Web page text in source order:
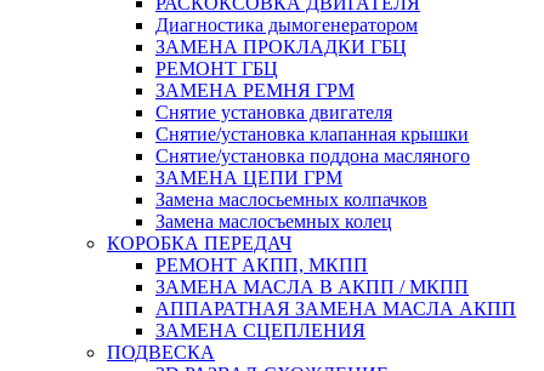
Диагностика дымогенератором
ЗАМЕНА ПРОКЛАДКИ ГБЦ
РЕМОНТ ГБЦ
ЗАМЕНА РЕМНЯ ГРМ
Снятие установка двигателя
Cнятие/установка клапанная крышки
Cнятие/установка поддона масляного
ЗАМЕНА ЦЕПИ ГРМ
Замена маслосьемных колпачков
Замена маслосъемных колец
КОРОБКА ПЕРЕДАЧ
РЕМОНТ АКПП, МКПП
ЗАМЕНА МАСЛА В АКПП / МКПП
АППАРАТНАЯ ЗАМЕНА МАСЛА АКПП
ЗАМЕНА СЦЕПЛЕНИЯ
ПОДВЕСКА